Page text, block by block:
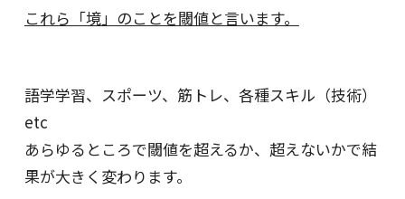
これら「境」のことを閾値と言います。
語学学習、スポーツ、筋トレ、各種スキル（技術）
etc
あらゆるところで閾値を超えるか、超えないかで結
果が大きく変わります。